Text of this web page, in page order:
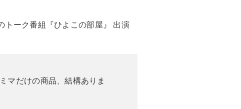
トーク番組『ひよこの部屋』 出演
マだけの商品、結構ありま